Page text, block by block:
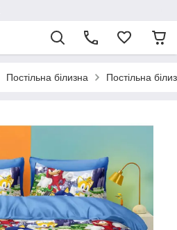
Постільна білизна Постільна